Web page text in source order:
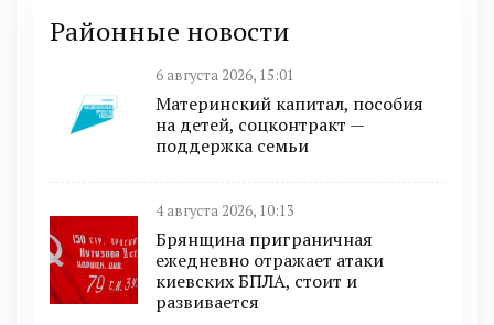
Районные новости
6 августа 2026, 15:01
Материнский капитал, пособия
на детей, соцконтракт —
поддержка семьи
4 августа 2026, 10:13
Брянщина приграничная
ежедневно отражает атаки
киевских БПЛА, стоит и
развивается